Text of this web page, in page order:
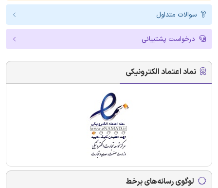
سوالات متداول
درخواست پشتیبانی
نماد اعتماد الکترونیکی
لوگوی رسانه‌های برخط